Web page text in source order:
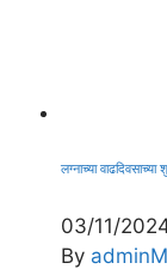
लग्नाच्या
03/11/
By